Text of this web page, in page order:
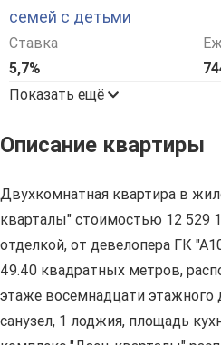
семей с детьми
Ставка
5,7%
Показать ещё
Описание квартиры
Двухкомнатная квартира в
кварталы" стоимостью 12 529
отделкой, от девелопера ГК
49.40 квадратных метров,
этаже восемнадцати
санузел, 1 лоджия, площадь